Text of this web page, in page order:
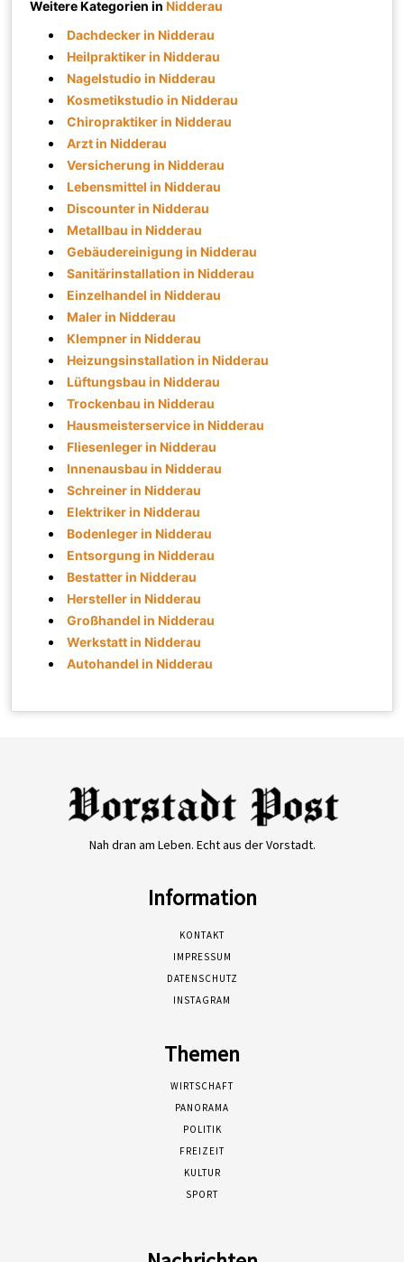
Weitere Kategorien inNidderau
Dachdecker in Nidderau
Heilpraktiker in Nidderau
Nagelstudio in Nidderau
Kosmetikstudio in Nidderau
Chiropraktiker in Nidderau
Arzt in Nidderau
Versicherung in Nidderau
Lebensmittel in Nidderau
Discounter in Nidderau
Metallbau in Nidderau
Gebäudereinigung in Nidderau
Sanitärinstallation in Nidderau
Einzelhandel in Nidderau
Maler in Nidderau
Klempner in Nidderau
Heizungsinstallation in Nidderau
Lüftungsbau in Nidderau
Trockenbau in Nidderau
Hausmeisterservice in Nidderau
Fliesenleger in Nidderau
Innenausbau in Nidderau
Schreiner in Nidderau
Elektriker in Nidderau
Bodenleger in Nidderau
Entsorgung in Nidderau
Bestatter in Nidderau
Hersteller in Nidderau
Großhandel in Nidderau
Werkstatt in Nidderau
Autohandel in Nidderau
Nah dran am Leben. Echt aus der Vorstadt.
Information
KONTAKT
IMPRESSUM
DATENSCHUTZ
INSTAGRAM
Themen
WIRTSCHAFT
PANORAMA
POLITIK
FREIZEIT
KULTUR
SPORT